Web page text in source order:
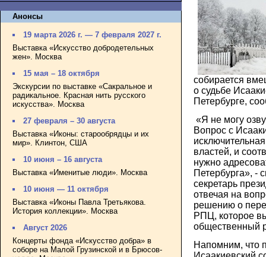
Анонсы
19 марта 2026 г. — 7 февраля 2027 г.
Выставка «Искусство добродетельных
жен». Москва
15 мая – 18 октября
Экскурсии по выставке «Сакральное и
радикальное. Красная нить русского
искусства». Москва
27 февраля – 30 августа
Выставка «Иконы: старообрядцы и их
мир». Клинтон, США
10 июня – 16 августа
Выставка «Именитые люди». Москва
10 июня — 11 октября
Выставка «Иконы Павла Третьякова.
История коллекции». Москва
Август 2026
Концерты фонда «Искусство добра» в
соборе на Малой Грузинской и в Брюсов-
собирается
о судьбе
Петербурге,
«Я не могу
Вопрос с
властей, и
нужно
Петербурга», -
секретарь
отвечая на
решению о
РПЦ, которое
общественный
Напомним, что